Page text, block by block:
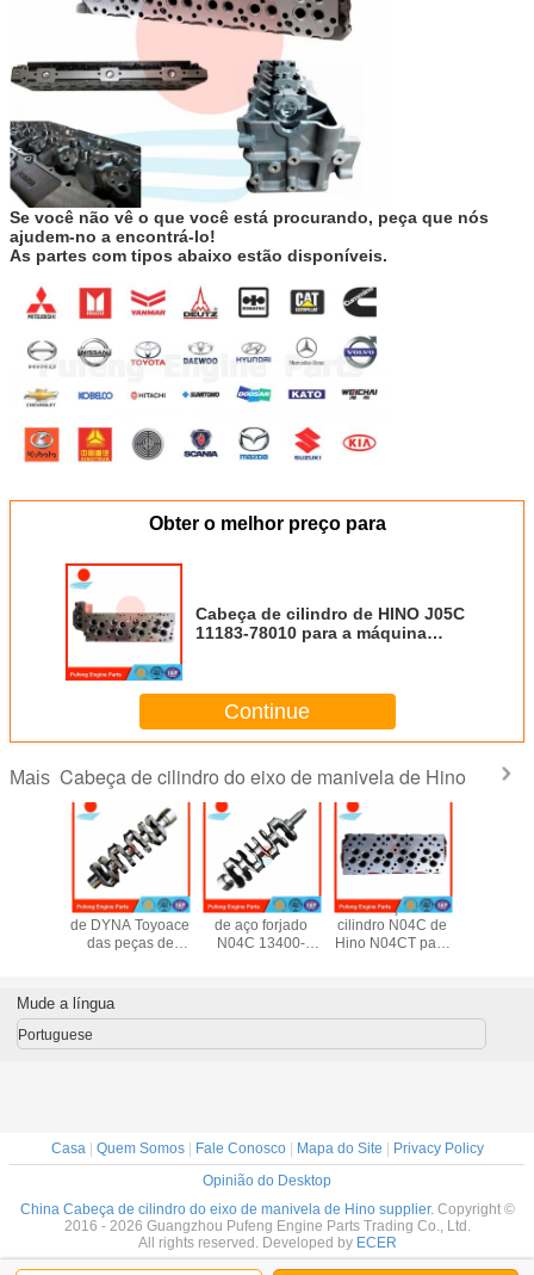
Se você não vê o que você está procurando, peça que nós
ajudem-no a encontrá-lo!
As partes com tipos abaixo estão disponíveis.
Obter o melhor preço para
Cabeça de cilindro de HINO J05C
11183-78010 para a máquina
Continue
Mais Cabeça de cilindro do eixo de manivela de Hino
Eixo de manivela
de DYNA Toyoace
das peças de
de manivela de
Hino S05D
eixo de manivela
de aço forjado
N04C 13400-
Cabeça de
cilindro N04C de
Hino N04CT para
11101-78172
SK250-8
Mude a língua
Portuguese
Casa| Quem Somos| Fale Conosco| Mapa do Site
Privacy Policy
Opinião do Desktop
China Cabeça de cilindro do eixo de manivela de Hino supplier. Copyright ©
2016 - 2026 Guangzhou Pufeng Engine Parts Trading Co., Ltd.
All rights reserved. Developed by ECER